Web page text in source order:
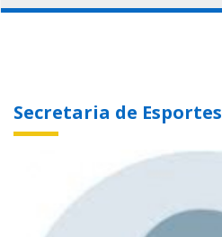
Secretaria de Esportes